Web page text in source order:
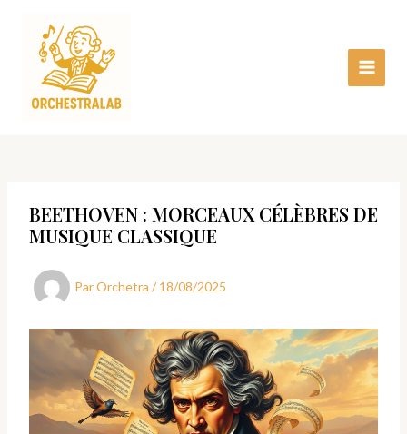
contenu
Menu
BEETHOVEN : MORCEAUX CÉLÈBRES DE
MUSIQUE CLASSIQUE
ParOrchetra / 18/08/2025